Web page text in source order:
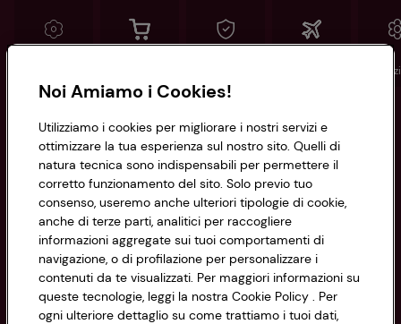
Informazioni
Privacy Policy
Cookie Policy
Impostazioni Cookie
Accessibilità
CONAD SOCIETÀ COOPERATIVA
Via Michelino, 59 | 40127 BOLOGNA
Codice Fiscale e Registro Imprese
di Bologna 00865960157
PARTITA IVA 03320960374
Noi Amiamo i Cookies!
Utilizziamo i cookies per migliorare i nostri servizi e
ottimizzare la tua esperienza sul nostro sito. Quelli di
natura tecnica sono indispensabili per permettere il
corretto funzionamento del sito. Solo previo tuo
consenso, useremo anche ulteriori tipologie di cookie,
anche di terze parti, analitici per raccogliere
informazioni aggregate sui tuoi comportamenti di
navigazione, o di profilazione per personalizzare i
contenuti da te visualizzati. Per maggiori informazioni su
queste tecnologie, leggi la nostra Cookie Policy . Per
ogni ulteriore dettaglio su come trattiamo i tuoi dati,